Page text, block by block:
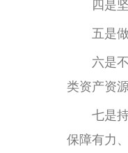
四是坚
五是做
六是不
类资产资
七是持
保障有力